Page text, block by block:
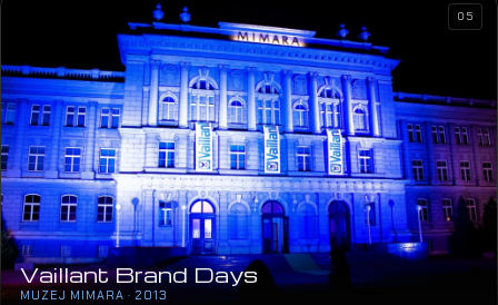
Vaillant Brand Days
MUZEJ MIMARA · 2013
05